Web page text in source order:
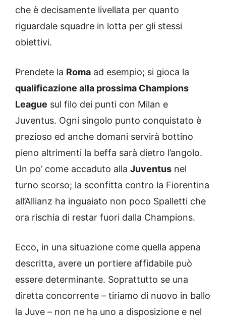
che è decisamente livellata per quanto
riguardale squadre in lotta per gli stessi
obiettivi.
Prendete la Roma ad esempio; si gioca la
qualificazione alla prossima Champions
League sul filo dei punti con Milan e
Juventus. Ogni singolo punto conquistato è
prezioso ed anche domani servirà bottino
pieno altrimenti la beffa sarà dietro l’angolo.
Un po’ come accaduto alla Juventus nel
turno scorso; la sconfitta contro la Fiorentina
all’Allianz ha inguaiato non poco Spalletti che
ora rischia di restar fuori dalla Champions.
Ecco, in una situazione come quella appena
descritta, avere un portiere affidabile può
essere determinante. Soprattutto se una
diretta concorrente – tiriamo di nuovo in ballo
la Juve – non ne ha uno a disposizione e nel